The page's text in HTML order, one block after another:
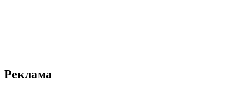
Реклама